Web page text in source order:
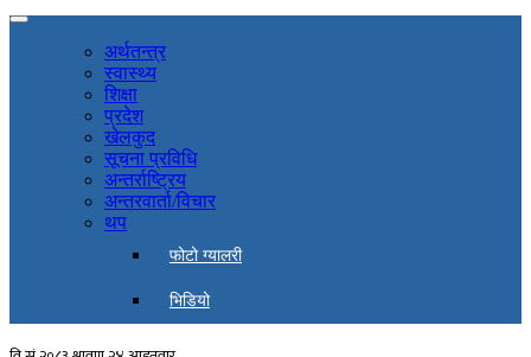
अर्थतन्त्र
स्वास्थ्य
शिक्षा
प्रदेश
खेलकुद
सूचना प्रविधि
अन्तर्राष्ट्रिय
अन्तरवार्ता/विचार
थप
फोटो ग्यालरी
भिडियो